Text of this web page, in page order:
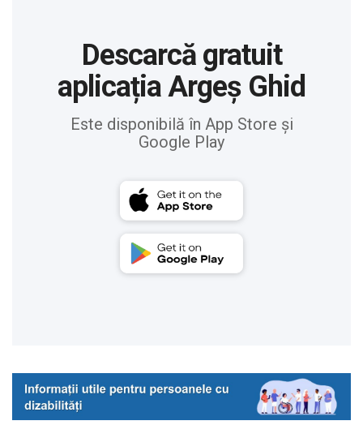
Descarcă gratuit
aplicația Argeș Ghid
Este disponibilă în App Store și
Google Play